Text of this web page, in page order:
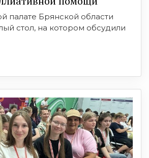
палате Брянской области
стол, на котором обсудили